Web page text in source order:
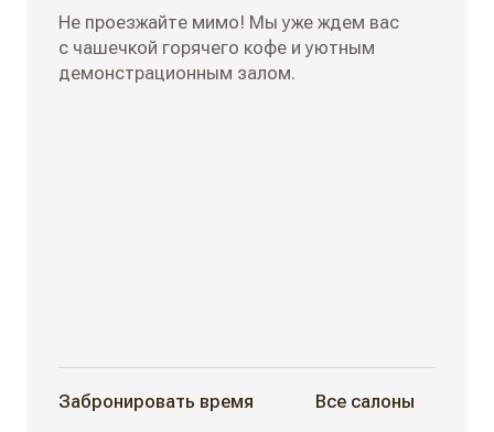
Не проезжайте мимо! Мы уже ждем вас
с чашечкой горячего кофе и уютным
демонстрационным залом.
Забронировать время Все салоны